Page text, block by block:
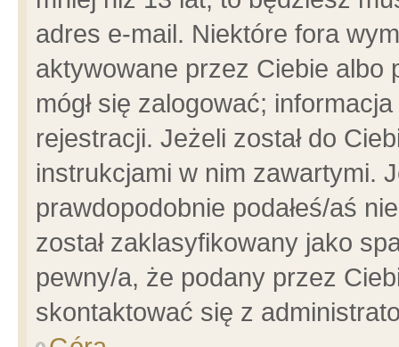
adres e-mail. Niektóre fora
aktywowane przez Ciebie albo
mógł się zalogować;
rejestracji. Jeżeli został do
instrukcjami w nim zawartymi.
prawdopodobnie podałeś/aś
został zaklasyfikowany jako
pewny/a, że podany przez
skontaktować się z